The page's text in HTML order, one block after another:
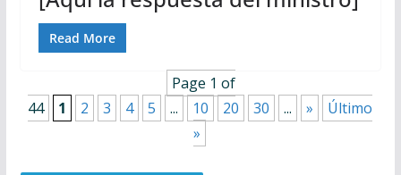
Read More
Page 1 of
44
1 2 3 4 5 ... 10 20 30 ... »
Último
»